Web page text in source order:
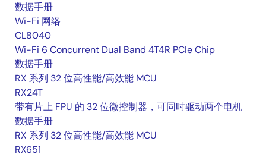
数据手册
Wi-Fi 网络
CL8040
Wi-Fi 6 Concurrent Dual Band 4T4R PCIe Chip
数据手册
RX 系列 32 位高性能/高效能 MCU
RX24T
带有片上 FPU 的 32 位微控制器，可同时驱动两个电机
数据手册
RX 系列 32 位高性能/高效能 MCU
RX651